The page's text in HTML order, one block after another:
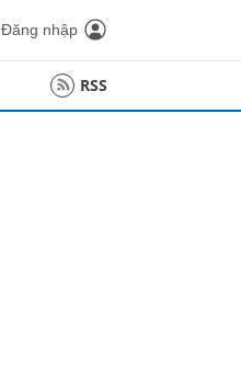
Đăng nhập
RSS